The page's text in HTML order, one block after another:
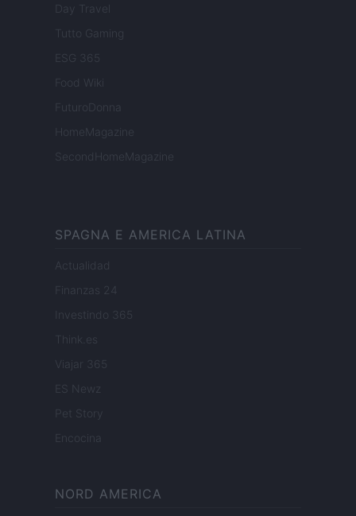
Day Travel
Tutto Gaming
ESG 365
Food Wiki
FuturoDonna
HomeMagazine
SecondHomeMagazine
SPAGNA E AMERICA LATINA
Actualidad
Finanzas 24
Investindo 365
Think.es
Viajar 365
ES Newz
Pet Story
Encocina
NORD AMERICA